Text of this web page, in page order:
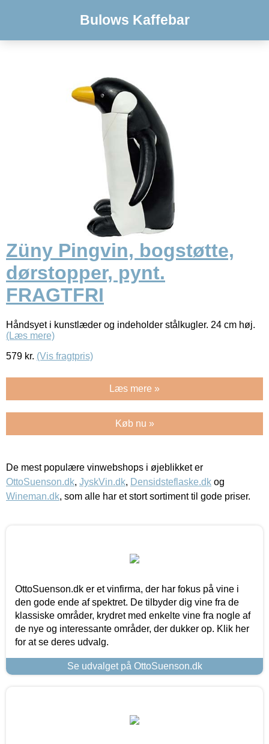
Bulows Kaffebar
Züny Pingvin, bogstøtte,
dørstopper, pynt.
FRAGTFRI
Håndsyet i kunstlæder og indeholder stålkugler. 24 cm høj.
(Læs mere)
579 kr. (Vis fragtpris)
Læs mere »
Køb nu »
De mest populære vinwebshops i øjeblikket er
OttoSuenson.dk, JyskVin.dk, Densidsteflaske.dk og
Wineman.dk, som alle har et stort sortiment til gode priser.
OttoSuenson.dk er et vinfirma, der har fokus på vine i
den gode ende af spektret. De tilbyder dig vine fra de
klassiske områder, krydret med enkelte vine fra nogle af
de nye og interessante områder, der dukker op. Klik her
for at se deres udvalg.
Se udvalget på OttoSuenson.dk